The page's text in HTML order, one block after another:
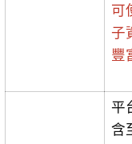
可
子
豐
平
含